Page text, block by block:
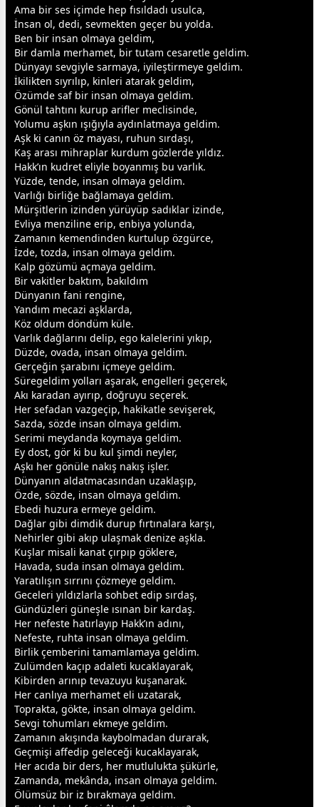
Ama bir ses içimde hep fısıldadı usulca,
İnsan ol, dedi, sevmekten geçer bu yolda.
Ben bir insan olmaya geldim,
Bir damla merhamet, bir tutam cesaretle geldim.
Dünyayı sevgiyle sarmaya, iyileştirmeye geldim.
İkilikten sıyrılıp, kinleri atarak geldim,
Özümde saf bir insan olmaya geldim.
Gönül tahtını kurup arifler meclisinde,
Yolumu aşkın ışığıyla aydınlatmaya geldim.
Aşk ki canın öz mayası, ruhun sırdaşı,
Kaş arası mihraplar kurdum gözlerde yıldız.
Hakk’ın kudret eliyle boyanmış bu varlık.
Yüzde, tende, insan olmaya geldim.
Varlığı birliğe bağlamaya geldim.
Mürşitlerin izinden yürüyüp sadıklar izinde,
Evliya menziline erip, enbiya yolunda,
Zamanın kemendinden kurtulup özgürce,
İzde, tozda, insan olmaya geldim.
Kalp gözümü açmaya geldim.
Bir vakitler baktım, bakıldım
Dünyanın fani rengine,
Yandım mecazi aşklarda,
Köz oldum döndüm küle.
Varlık dağlarını delip, ego kalelerini yıkıp,
Düzde, ovada, insan olmaya geldim.
Gerçeğin şarabını içmeye geldim.
Süregeldim yolları aşarak, engelleri geçerek,
Akı karadan ayırıp, doğruyu seçerek.
Her sefadan vazgeçip, hakikatle sevişerek,
Sazda, sözde insan olmaya geldim.
Serimi meydanda koymaya geldim.
Ey dost, gör ki bu kul şimdi neyler,
Aşkı her gönüle nakış nakış işler.
Dünyanın aldatmacasından uzaklaşıp,
Özde, sözde, insan olmaya geldim.
Ebedi huzura ermeye geldim.
Dağlar gibi dimdik durup fırtınalara karşı,
Nehirler gibi akıp ulaşmak denize aşkla.
Kuşlar misali kanat çırpıp göklere,
Havada, suda insan olmaya geldim.
Yaratılışın sırrını çözmeye geldim.
Geceleri yıldızlarla sohbet edip sırdaş,
Gündüzleri güneşle ısınan bir kardaş.
Her nefeste hatırlayıp Hakk’ın adını,
Nefeste, ruhta insan olmaya geldim.
Birlik çemberini tamamlamaya geldim.
Zulümden kaçıp adaleti kucaklayarak,
Kibirden arınıp tevazuyu kuşanarak.
Her canlıya merhamet eli uzatarak,
Toprakta, gökte, insan olmaya geldim.
Sevgi tohumları ekmeye geldim.
Zamanın akışında kaybolmadan durarak,
Geçmişi affedip geleceği kucaklayarak,
Her acıda bir ders, her mutlulukta şükürle,
Zamanda, mekânda, insan olmaya geldim.
Ölümsüz bir iz bırakmaya geldim.